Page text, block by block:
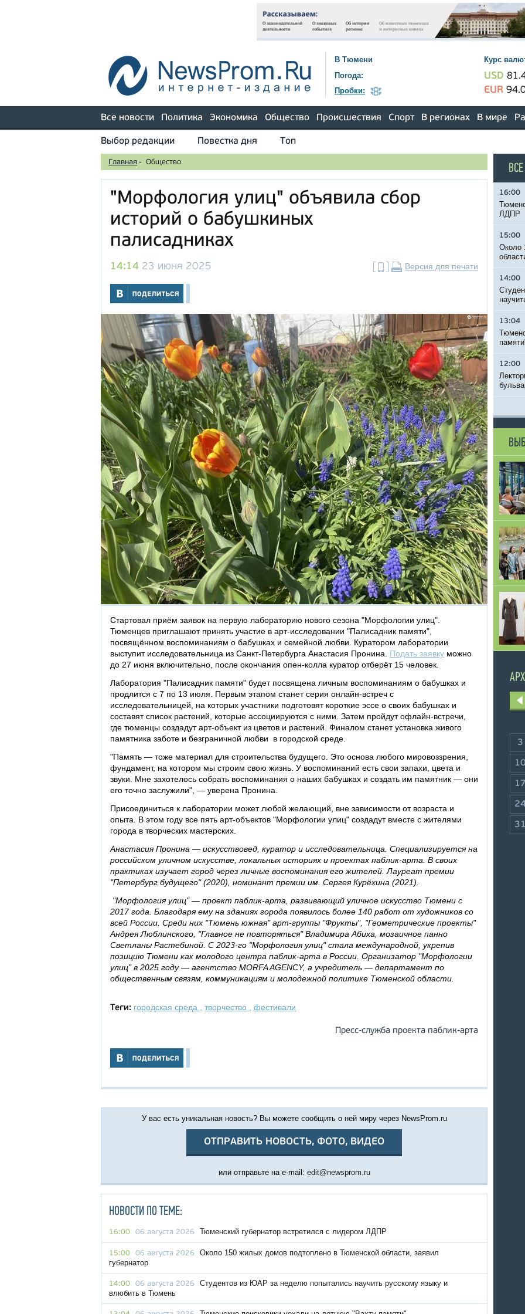
В Тюмени
Погода:
Пробки:
Курс
USD
EUR
Все новости Политика Экономика Общество Происшествия Спорт В регионах В мире
Выбор редакции Повестка дня Топ
Главная - Общество
"Морфология улиц" объявила сбор
историй о бабушкиных
палисадниках
14:14 23 июня 2025 Версия для печати
Стартовал приём заявок на первую лабораторию нового сезона "Морфологии улиц".
Тюменцев приглашают принять участие в арт-исследовании "Палисадник памяти",
посвящённом воспоминаниям о бабушках и семейной любви. Куратором лаборатории
выступит исследовательница из Санкт-Петербурга Анастасия Пронина. Подать заявку можно
до 27 июня включительно, после окончания опен-колла куратор отберёт 15 человек.
Лаборатория "Палисадник памяти" будет посвящена личным воспоминаниям о бабушках и
продлится с 7 по 13 июля. Первым этапом станет серия онлайн-встреч с
исследовательницей, на которых участники подготовят короткие эссе о своих бабушках и
составят список растений, которые ассоциируются с ними. Затем пройдут офлайн-встречи,
где тюменцы создадут арт-объект из цветов и растений. Финалом станет установка живого
памятника заботе и безграничной любви в городской среде.
"Память — тоже материал для строительства будущего. Это основа любого мировоззрения,
фундамент, на котором мы строим свою жизнь. У воспоминаний есть свои запахи, цвета и
звуки. Мне захотелось собрать воспоминания о наших бабушках и создать им памятник — они
его точно заслужили", — уверена Пронина.
Присоединиться к лаборатории может любой желающий, вне зависимости от возраста и
опыта. В этом году все пять арт-объектов "Морфологии улиц" создадут вместе с жителями
города в творческих мастерских.
Анастасия Пронина — искусствовед, куратор и исследовательница. Специализируется на
российском уличном искусстве, локальных историях и проектах паблик-арта. В своих
практиках изучает город через личные воспоминания его жителей. Лауреат премии
"Петербург будущего" (2020), номинант премии им. Сергея Курёхина (2021).
"Морфология улиц" — проект паблик-арта, развивающий уличное искусство Тюмени с
2017 года. Благодаря ему на зданиях города появилось более 140 работ от художников со
всей России. Среди них "Тюмень южная" арт-группы "Фрукты", "Геометрические проекты"
Андрея Люблинского, "Главное не повторяться" Владимира Абиха, мозаичное панно
Светланы Растебиной. С 2023-го "Морфология улиц" стала международной, укрепив
позицию Тюмени как молодого центра паблик-арта в России. Организатор "Морфологии
улиц" в 2025 году — агентство MORFA AGENCY, а учредитель — департамент по
общественным связям, коммуникациям и молодежной политике Тюменской области.
Теги: городская среда творчество фестивали
Пресс-служба проекта паблик-арта
У вас есть уникальная новость? Вы можете сообщить о ней миру через NewsProm.ru
ОТПРАВИТЬ НОВОСТЬ, ФОТО, ВИДЕО
или отправьте на e-mail: edit@newsprom.ru
НОВОСТИ ПО ТЕМЕ:
16:00 06 августа 2026 Тюменский губернатор встретился с лидером ЛДПР
15:00 06 августа 2026
Около 150 жилых домов подтоплено в Тюменской области, заявил
губернатор
14:00 06 августа 2026
Студентов из ЮАР за неделю попытались научить русскому языку и
влюбить в Тюмень
16:00
ЛДПР
15:00
Около
14:00
13:04
12:00
3
17
31